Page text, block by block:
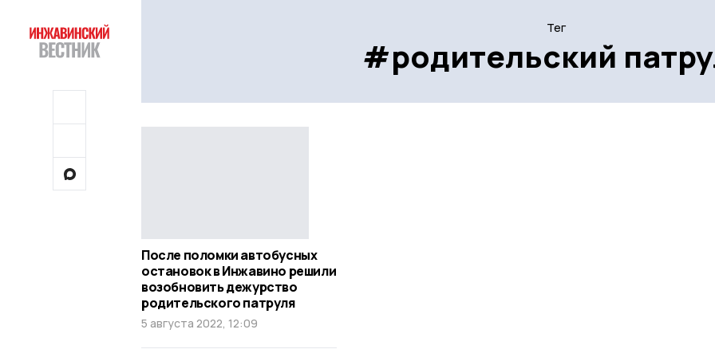
Тег
#родительский
После поломки автобусных
остановок в Инжавино решили
возобновить дежурство
родительского патруля
5 августа 2022, 12:09